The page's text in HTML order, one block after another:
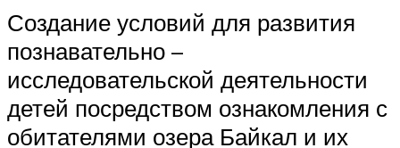
Создание условий для развития
познавательно –
исследовательской деятельности
детей посредством ознакомления с
обитателями озера Байкал и их